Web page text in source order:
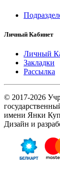
Личный Кабинет
Личный
Закладки
Рассылка
© 2017-2026
имени Янки
Дизайн и